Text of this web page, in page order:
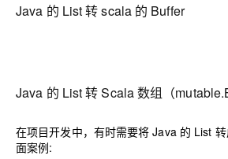
Java 的 List 转 scala 的 Buffer
Java 的 List 转 Scala 数组（
在项目开发中，有时需要将 Java 的 List
面案例: